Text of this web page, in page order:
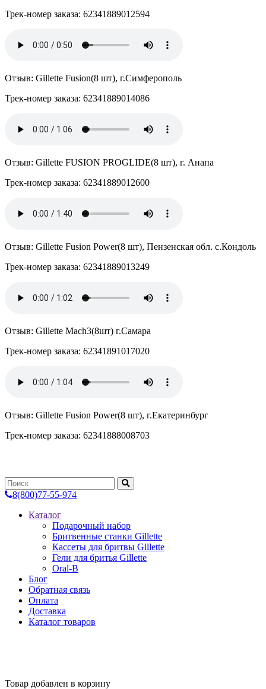
Трек-номер заказа: 62341889012594
Отзыв: Gillette Fusion(8 шт), г.Симферополь
Трек-номер заказа: 62341889014086
Отзыв: Gillette FUSION PROGLIDE(8 шт), г. Анапа
Трек-номер заказа: 62341889012600
Отзыв: Gillette Fusion Power(8 шт), Пензенская обл. с.Кондоль
Трек-номер заказа: 62341889013249
Отзыв: Gillette Mach3(8шт) г.Самара
Трек-номер заказа: 62341891017020
Отзыв: Gillette Fusion Power(8 шт), г.Екатеринбург
Трек-номер заказа: 62341888008703
8(800)77-55-974
Каталог
Подарочный набор
Бритвенные станки Gillette
Каcсеты для бритвы Gillette
Гели для бритья Gillette
Oral-B
Блог
Обратная связь
Оплата
Доставка
Каталог товаров
Товар добавлен в корзину